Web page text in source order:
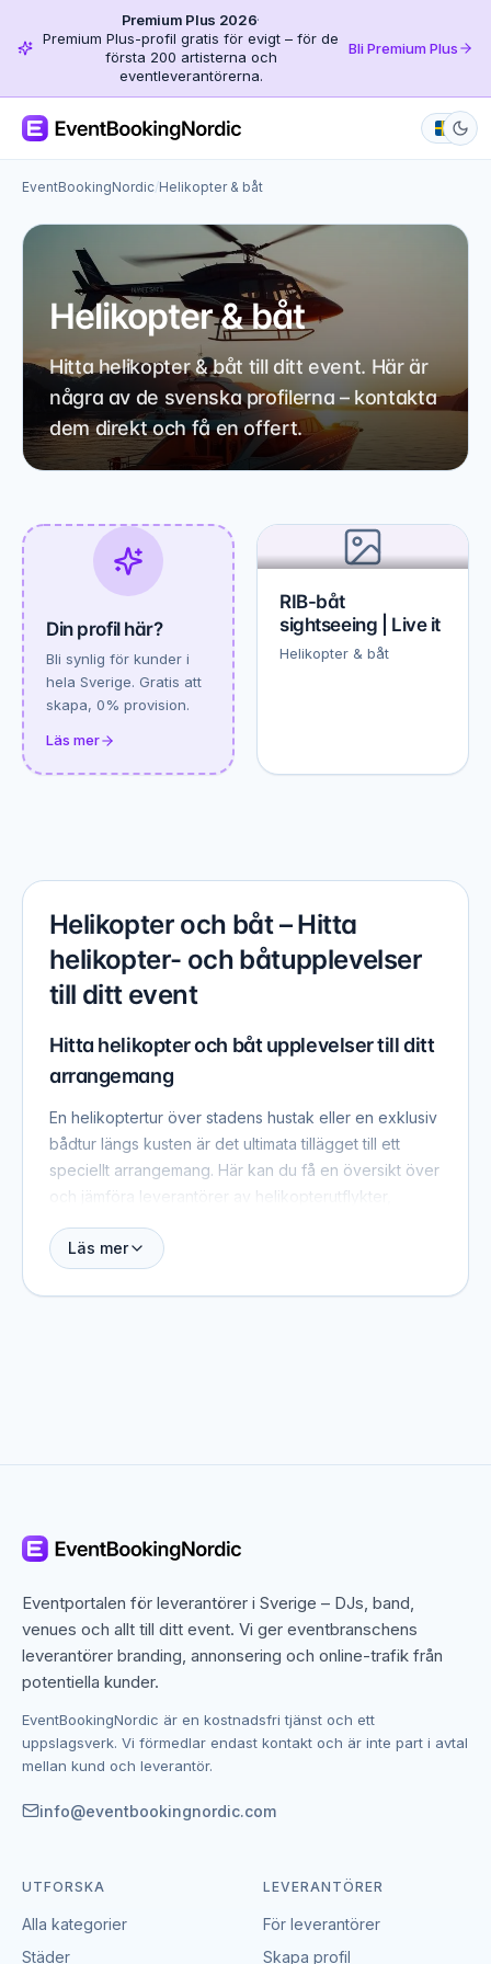
Premium Plus 2026·
Premium Plus-profil gratis för evigt – för de
första 200 artisterna och
eventleverantörerna.
Bli Premium Plus
EventBookingNordic/Helikopter & båt
Helikopter & båt
Hitta helikopter & båt till ditt event. Här är
några av de svenska profilerna – kontakta
dem direkt och få en offert.
Din profil här?
Bli synlig för kunder i
hela Sverige. Gratis att
skapa, 0% provision.
Läs mer
RIB-båt
sightseeing | Live it
Helikopter & båt
Helikopter och båt – Hitta
helikopter- och båtupplevelser
till ditt event
Hitta helikopter och båt upplevelser till ditt
arrangemang
En helikoptertur över stadens hustak eller en exklusiv
bådtur längs kusten är det ultimata tillägget till ett
speciellt arrangemang. Här kan du få en översikt över
och jämföra leverantörer av helikopterutflykter,
Sverige. Kontakta leverantörerna direkt för
skräddarsydda offerter.
destinationer.
Bådturer och hamnkryssningar
En privat bådtur är ramen för oförglömliga events –
från champagnemottagningar på vattnet till
middagsturer längs kusten. Bådkryssningar kan
anpassas i storlek och format, från en intim
speedbåtstur till 6 personer till ett större charterbåt
med catering och underhållning ombord.
Helikopter och båt till företagsfest och
Helikopter- och båtupplevelser är ett effektivt sätt att
Läs mer
Eventportalen för leverantörer i Sverige – DJs, band,
venues och allt till ditt event. Vi ger eventbranschens
leverantörer branding, annonsering och online-trafik från
potentiella kunder.
EventBookingNordic är en kostnadsfri tjänst och ett
uppslagsverk. Vi förmedlar endast kontakt och är inte part i avtal
mellan kund och leverantör.
info@eventbookingnordic.com
UTFORSKA
Alla kategorier
Städer
LEVERANTÖRER
För leverantörer
Skapa profil